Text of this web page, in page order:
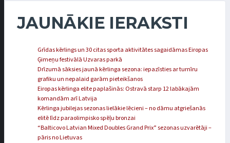
JAUNĀKIE IERAKSTI
Grīdas kērlings un 30 citas sporta aktivitātes sagaidāmas Eiropas
Ģimeņu festivālā Uzvaras parkā
Drīzumā sāksies jaunā kērlinga sezona: iepazīsties ar turnīru
grafiku un nepalaid garām pieteikšanos
Eiropas kērlinga elite paplašinās: Ostravā starp 12 labākajām
komandām arī Latvija
Kērlinga jubilejas sezonas lielākie lēcieni – no dāmu atgriešanās
elitē līdz paraolimpisko spēļu bronzai
“Balticovo Latvian Mixed Doubles Grand Prix” sezonas uzvarētāji –
pāris no Lietuvas